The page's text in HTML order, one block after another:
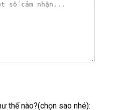
thế nào?(chọn sao nhé):